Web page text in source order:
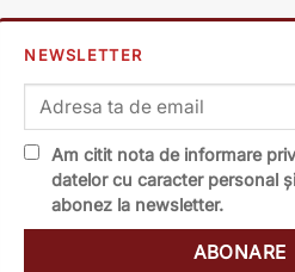
NEWSLETTER
Am citit nota de informare
datelor cu caracter personal
abonez la newsletter.